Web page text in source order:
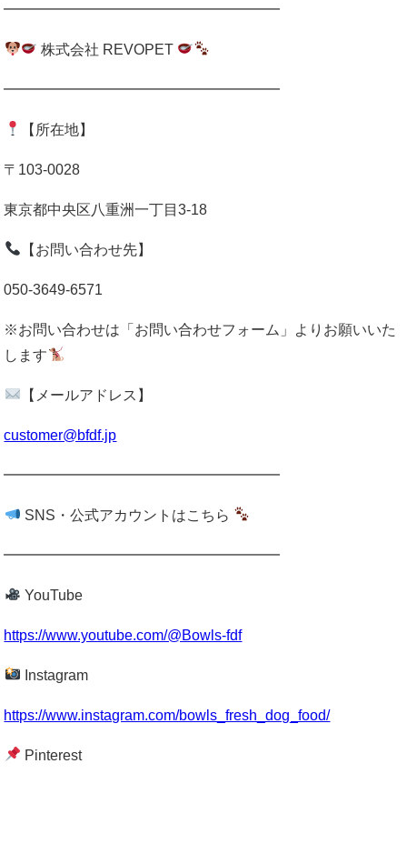
━━━━━━━━━━━━━━━━━━━
株式会社 REVOPET
━━━━━━━━━━━━━━━━━━━
【所在地】
〒103-0028
東京都中央区八重洲一丁目3-18
【お問い合わせ先】
050-3649-6571
※お問い合わせは「お問い合わせフォーム」よりお願いいた
します
【メールアドレス】
customer@bfdf.jp
━━━━━━━━━━━━━━━━━━━
SNS・公式アカウントはこちら
━━━━━━━━━━━━━━━━━━━
YouTube
https://www.youtube.com/@Bowls-fdf
Instagram
https://www.instagram.com/bowls_fresh_dog_food/
Pinterest